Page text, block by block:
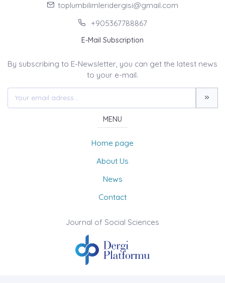
toplumbilimleridergisi@gmail.com
+905367788867
E-Mail Subscription
By subscribing to E-Newsletter, you can get the latest news
to your e-mail.
MENU
Home page
About Us
News
Contact
Journal of Social Sciences